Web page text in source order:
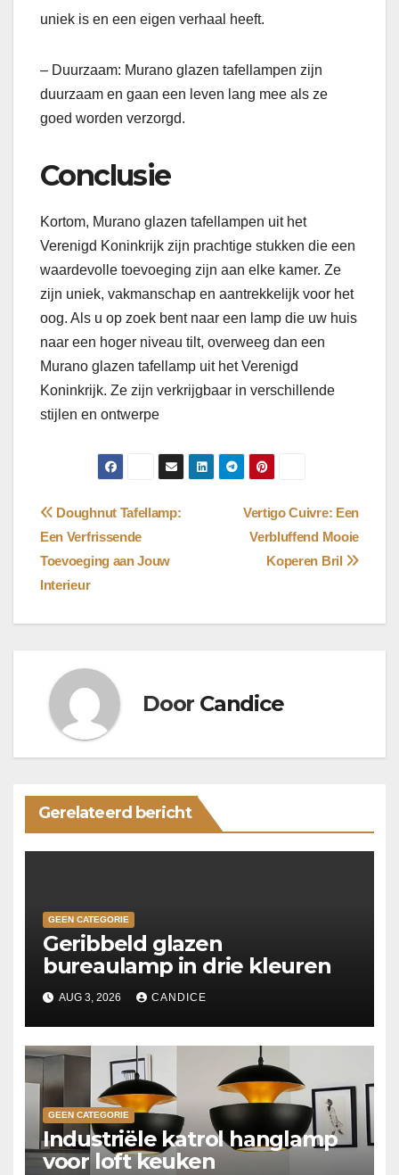
uniek is en een eigen verhaal heeft.
– Duurzaam: Murano glazen tafellampen zijn
duurzaam en gaan een leven lang mee als ze
goed worden verzorgd.
Conclusie
Kortom, Murano glazen tafellampen uit het
Verenigd Koninkrijk zijn prachtige stukken die een
waardevolle toevoeging zijn aan elke kamer. Ze
zijn uniek, vakmanschap en aantrekkelijk voor het
oog. Als u op zoek bent naar een lamp die uw huis
naar een hoger niveau tilt, overweeg dan een
Murano glazen tafellamp uit het Verenigd
Koninkrijk. Ze zijn verkrijgbaar in verschillende
stijlen en ontwerpe
Bericht
navigatie
Vertigo Cuivre: Een
Verbluffend Mooie
Koperen Bril
Doughnut Tafellamp:
Een Verfrissende
Toevoeging aan Jouw
Interieur
Door Candice
Gerelateerd bericht
GEEN CATEGORIE
Geribbeld glazen
bureaulamp in drie kleuren
AUG 3, 2026 CANDICE
GEEN CATEGORIE
Industriële katrol hanglamp
voor loft keuken